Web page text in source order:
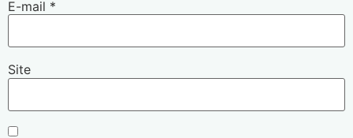
E-mail *
Site